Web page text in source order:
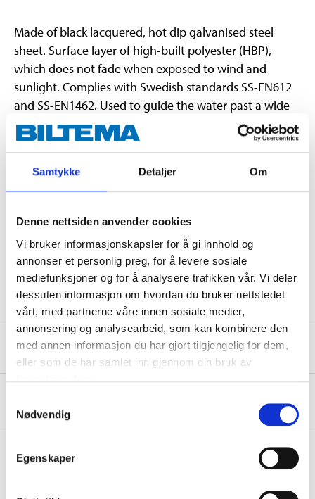
Samtykke Detaljer Om
Denne nettsiden anvender cookies
Vi bruker informasjonskapsler for å gi innhold og
annonser et personlig preg, for å levere sosiale
mediefunksjoner og for å analysere trafikken vår. Vi deler
dessuten informasjon om hvordan du bruker nettstedet
vårt, med partnerne våre innen sosiale medier,
annonsering og analysearbeid, som kan kombinere den
med annen informasjon du har gjort tilgjengelig for dem,
eller som de har samlet inn gjennom din bruk av
Nødvendig
Egenskaper
Made of black lacquered, hot dip galvanised steel
sheet. Surface layer of high-built polyester (HBP),
which does not fade when exposed to wind and
sunlight. Complies with Swedish standards SS-EN612
and SS-EN1462. Used to guide the water past a wide
plinth or other protruding parts on the wall.
Technical specifications
Diameter
90 mm
Angle
70 °
Colour
Black
Safety instructions and other information